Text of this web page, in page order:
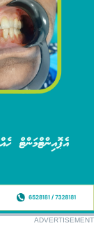
ADVERTISEMENT